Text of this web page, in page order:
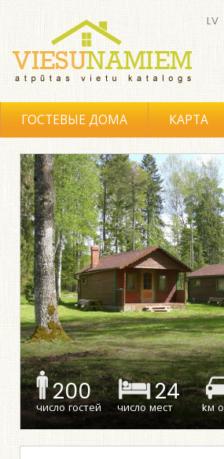
LV
ГОСТЕВЫЕ ДОМА КАРТА
200
число гостей
24
число мест kм